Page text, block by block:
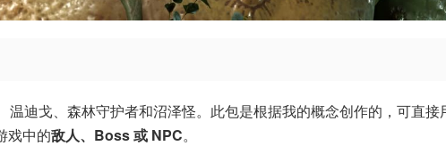
迪戈、森林守护者和沼泽怪。此包是根据我的概念创作的，可直接
戏中的敌人、Boss 或 NPC。